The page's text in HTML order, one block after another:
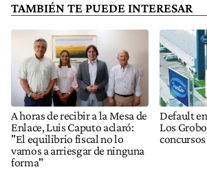
TAMBIÉN TE PUEDE INTERESAR
A horas de recibir a la Mesa de
Enlace, Luis Caputo aclaró:
"El equilibrio fiscal no lo
vamos a arriesgar de ninguna
forma"
Default
Los